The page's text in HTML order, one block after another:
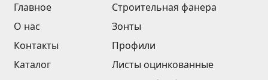
Главное
О нас
Контакты
Каталог
Строительная фанера
Зонты
Профили
Листы оцинкованные